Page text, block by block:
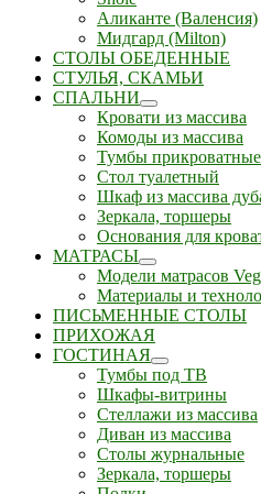
Аликанте (Валенсия)
Мидгард (Milton)
СТОЛЫ ОБЕДЕННЫЕ
СТУЛЬЯ, СКАМЬИ
СПАЛЬНИ
Кровати из массива
Комоды из массива
Тумбы прикроватные
Стол туалетный
Шкаф из массива
Зеркала, торшеры
Основания для
МАТРАСЫ
Модели матрасов
Материалы и
ПИСЬМЕННЫЕ СТОЛЫ
ПРИХОЖАЯ
ГОСТИНАЯ
Тумбы под ТВ
Шкафы-витрины
Стеллажи из массива
Диван из массива
Столы журнальные
Зеркала, торшеры